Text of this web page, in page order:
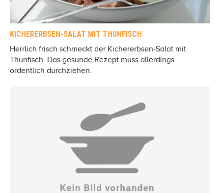
KICHERERBSEN-SALAT MIT THUNFISCH
Herrlich frisch schmeckt der Kichererbsen-Salat mit
Thunfisch. Das gesunde Rezept muss allerdings
ordentlich durchziehen.